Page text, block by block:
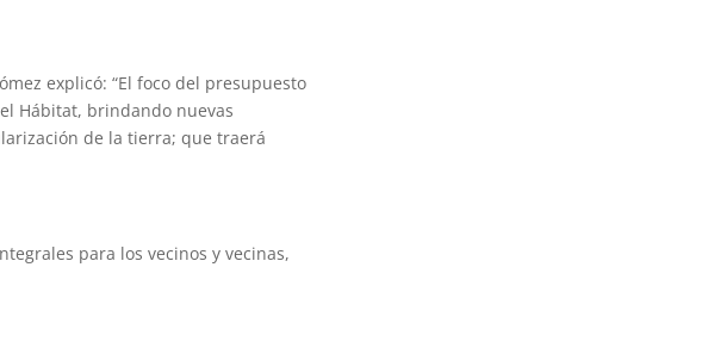
explicó: “El foco del presupuesto
Hábitat, brindando nuevas
de la tierra; que traerá
para los vecinos y vecinas,